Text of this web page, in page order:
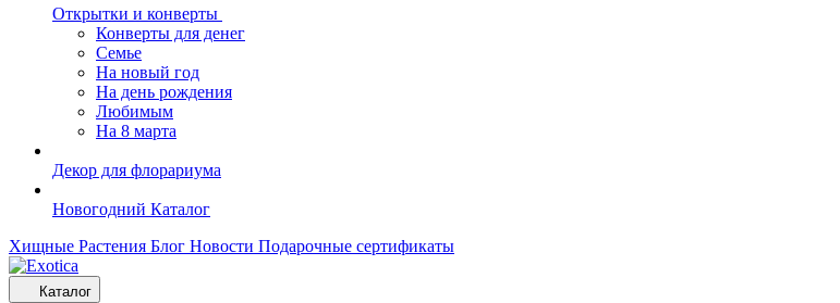
Открытки и конверты
Конверты для денег
Семье
На новый год
На день рождения
Любимым
На 8 марта
Декор для флорариума
Новогодний Каталог
Хищные Растения Блог Новости Подарочные сертификаты
Каталог